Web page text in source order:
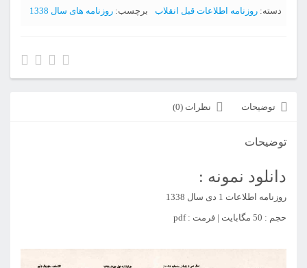
دسته: روزنامه اطلاعات قبل انقلاب برچسب: روزنامه های سال 1338
توضیحات نظرات (0)
توضیحات
دانلود نمونه :
روزنامه اطلاعات 1 دی سال 1338
حجم : 50 مگابایت | فرمت : pdf